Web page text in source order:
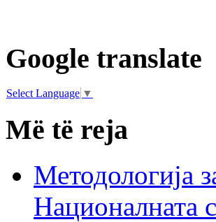
Google translate
Select Language ▼
Më të reja
Методологија
Националната